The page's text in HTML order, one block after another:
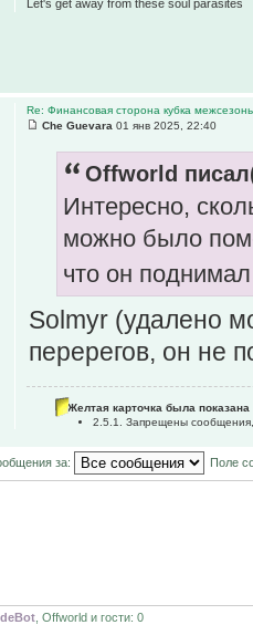
Let's get away from these soul parasites
Re: Финансовая сторона кубка
Che Guevara 01 янв 2025, 22:40
Offworld
Интересно,
можно было
что он
Solmyr (удалено
перерегов, он не
Желтая карточка была показана
2.5.1. Запрещены
за: Поле
, Offworld и гости: 0